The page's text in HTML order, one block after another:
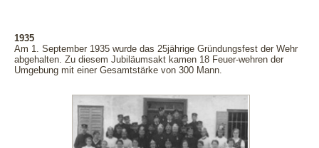
1935
Am 1. September 1935 wurde das 25jährige Gründungsfest der Wehr
abgehalten. Zu diesem Jubiläumsakt kamen 18 Feuer-wehren der
Umgebung mit einer Gesamtstärke von 300 Mann.